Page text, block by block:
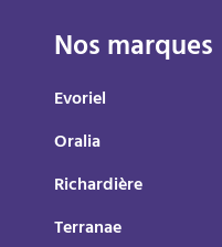
Nos marques
Evoriel
Oralia
Richardière
Terranae